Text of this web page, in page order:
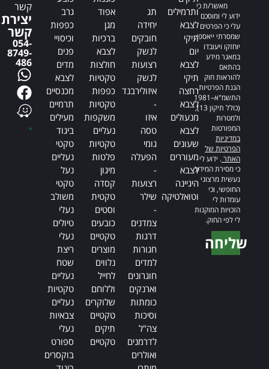
מאשר/ת כי
ידוע לי ומוסכם
עלי כי הפרטים
שמסרתי ייאספו,
יוחזקו ויעובדו
במאגר מידע
בהתאם
להוראות חוק
הגנת הפרטיות,
התשמ"א–1981
(כולל תיקון 13),
ולמטרות
המפורטות
במדיניות
הפרטיות של
האתר. ידוע לי
כי מסירת המידע
נעשית מרצוני
החופשי, וכי
עומדות לי
הזכויות המוקנות
לי לפי החוק.
שליחה
ותרמילים
לצבא
תיקי
יום
לצבא
תיקי
רחצה
לצבא
מנעולים
לצבא
שעונים
מעוררים
לצבא
היגיינה
וטואלטיקה
תג
יחידה
חובקים
לנשק
רצועות
לנשק
איזולירבנד
-
איזו
טסה
גומי
הפעלה
-
רצועות
שילר
-
צמדנים
דרגות
חגורות
למדים
חוגרונים
וארנקים
כומתות
וסיכות
צה"ל
לדרמנים
ואולרים
אפוד
מגן
ברכיות
לצבא
חולצות
טקטיות
כפפות
טקטיות
משקפות
נעליים
טקטיות
פלטות
מיגון
קסדה
טקטית
וסטים
כובעים
טקטיים
מוצרים
נלווים
לחייל
וללוחם
שלוקרים
טקטיים
תיקים
טקטיים
גרב
כפפות
וכיסויי
פנים
מדים
לצבא
מכנסיים
תרמיים
מעילים
ביגוד
טקטי
נעליים
נעל
טקטי
משולב
נעלי
טיולים
נעלי
ריצת
שטח
נעליים
טקטיות
נעליים
צבאיות
נעלי
ספורט
בוקסרים
קשר
יצירת
קשר
054-
8749-
486